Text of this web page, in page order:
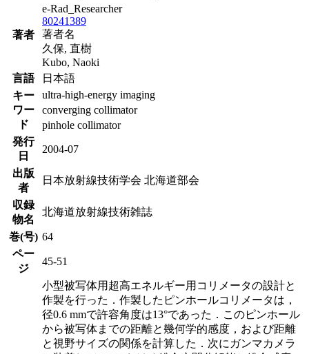
著者
e-Rad_Researcher
80241389
著者名
久保, 直樹
Kubo, Naoki
言語
日本語
キー
ワー
ド
ultra-high-energy imaging
converging collimator
pinhole collimator
発行
日
2004-07
出版
者
日本放射線技術学会 北海道部会
収録
物名
北海道放射線技術雑誌
巻(号) 64
ペー
ジ
45-51
小型被写体用超高エネルギー用コリメータの設計と
作製を行った．作製したピンホールコリメータは，
径0.6 mmで許容角度は13°であった．このピンホール
から被写体までの距離と幾何学的感度，および距離
と視野サイズの関係を計算した．次にガンマカメラ